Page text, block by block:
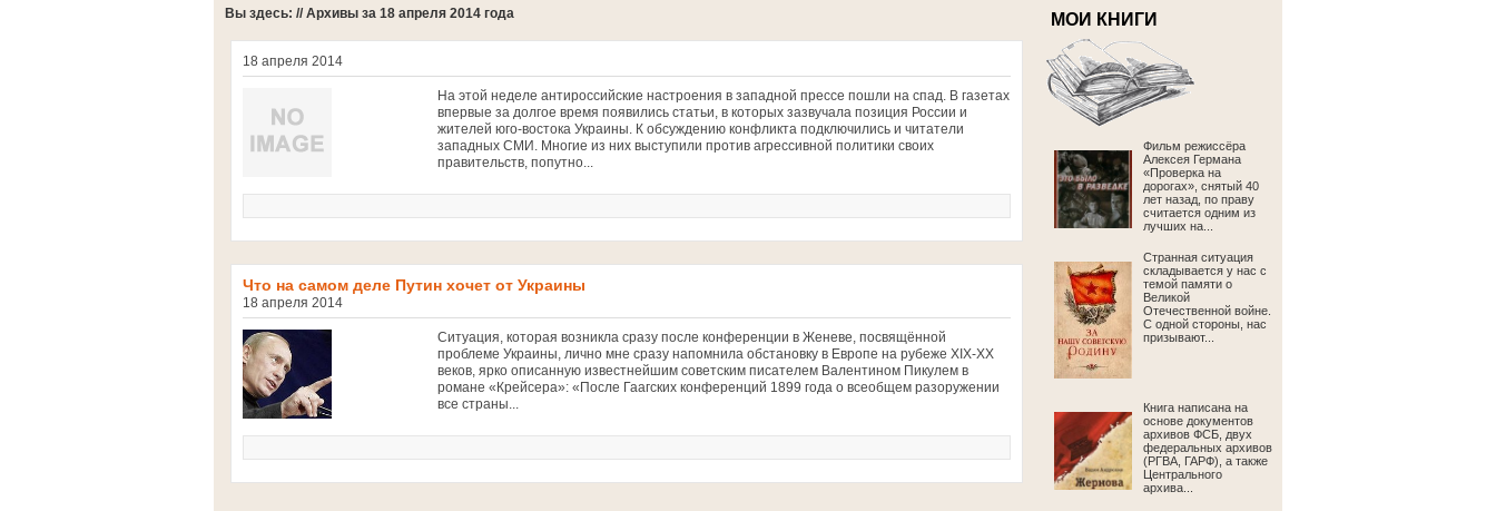
Вы здесь: // Архивы за 18 апреля 2014 года
18 апреля 2014
На этой неделе антироссийские настроения в западной прессе пошли на спад. В газетах
впервые за долгое время появились статьи, в которых зазвучала позиция России и
жителей юго-востока Украины. К обсуждению конфликта подключились и читатели
западных СМИ. Многие из них выступили против агрессивной политики своих
правительств, попутно...
Что на самом деле Путин хочет от Украины
18 апреля 2014
Ситуация, которая возникла сразу после конференции в Женеве, посвящённой
проблеме Украины, лично мне сразу напомнила обстановку в Европе на рубеже XIX-XX
веков, ярко описанную известнейшим советским писателем Валентином Пикулем в
романе «Крейсера»: «После Гаагских конференций 1899 года о всеобщем разоружении
все страны...
МОИ КНИГИ
Фильм режиссёра
Алексея Германа
«Проверка на
дорогах», снятый 40
лет назад, по праву
считается одним из
лучших на...
Странная ситуация
складывается у нас с
темой памяти о
Великой
Отечественной войне.
С одной стороны, нас
призывают...
Книга написана на
основе документов
архивов ФСБ, двух
федеральных архивов
(РГВА, ГАРФ), а также
Центрального
архива...